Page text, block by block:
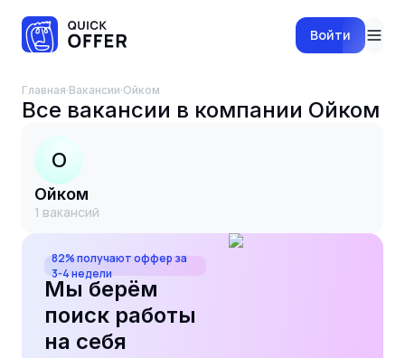
Войти
Главная·Вакансии· Ойком
Все вакансии в компании Ойком
О
Ойком
1 вакансий
82% получают оффер за
3-4 недели
Мы берём
поиск работы
на себя